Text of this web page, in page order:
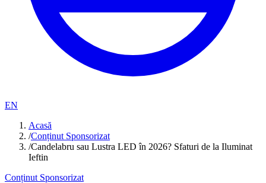
EN
Acasă
/Conținut Sponsorizat
/Candelabru sau Lustra LED în 2026? Sfaturi de la Iluminat
Ieftin
Conținut Sponsorizat